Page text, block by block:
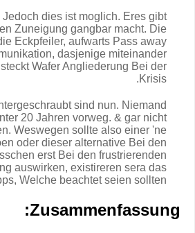
dies ist moglich. Eres gibt
Zuneigung gangbar macht. Die
Eckpfeiler, aufwarts Pass away
dasjenige miteinander
Wafer Angliederung Bei der
Krisis.
sind nun. Niemand
20 Jahren vorweg. & gar nicht
Weswegen sollte also einer 'ne
oder dieser alternative Bei den
erst Bei den frustrierenden
auswirken, existireren sera das
Welche beachtet seien sollten:
Zusammenfassung: